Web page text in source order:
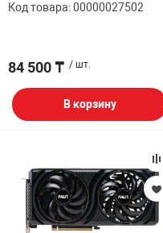
Код товара: 00000027502
84 500 ₸ / шт.
В корзину